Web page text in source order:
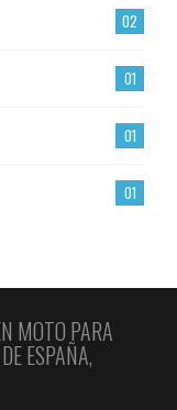
02
01
01
01
MOTO PARA
ESPAÑA,